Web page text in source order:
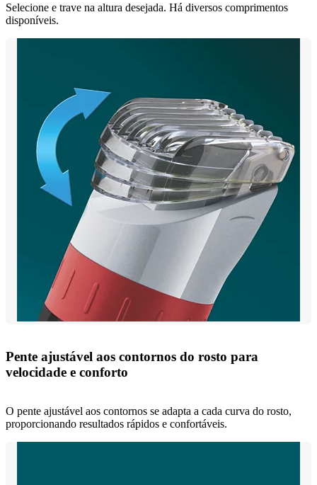
Selecione e trave na altura desejada. Há diversos comprimentos
disponíveis.
Pente ajustável aos contornos do rosto para
velocidade e conforto
O pente ajustável aos contornos se adapta a cada curva do rosto,
proporcionando resultados rápidos e confortáveis.